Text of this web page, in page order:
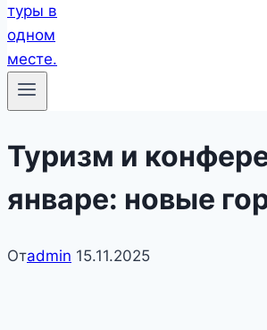
Туризм и
январе: новые
Отadmin 15.11.2025